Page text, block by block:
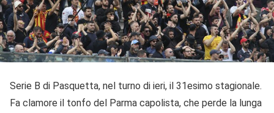
Serie B di Pasquetta, nel turno di ieri, il 31esimo stagionale.
Fa clamore il tonfo del Parma capolista, che perde la lunga